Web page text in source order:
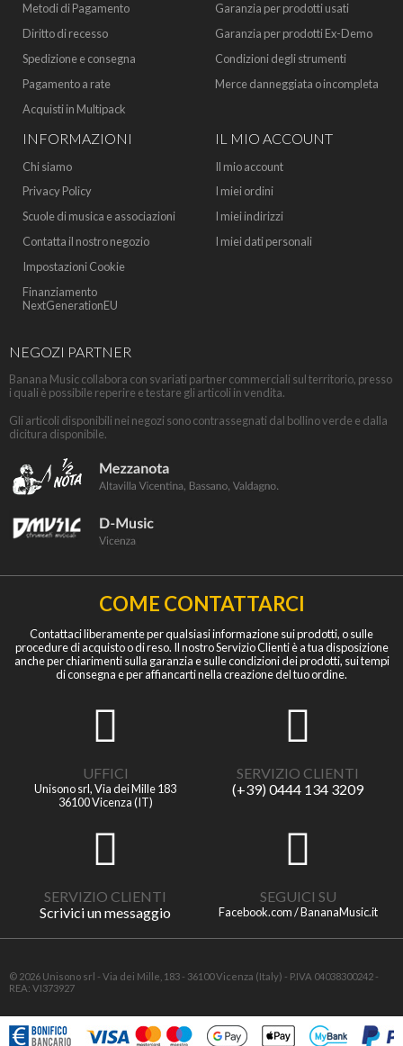
Metodi di Pagamento
Diritto di recesso
Spedizione e consegna
Pagamento a rate
Acquisti in Multipack
Garanzia per prodotti usati
Garanzia per prodotti Ex-Demo
Condizioni degli strumenti
Merce danneggiata o incompleta
INFORMAZIONI
Chi siamo
Privacy Policy
Scuole di musica e associazioni
Contatta il nostro negozio
Impostazioni Cookie
Finanziamento
NextGenerationEU
IL MIO ACCOUNT
Il mio account
I miei ordini
I miei indirizzi
I miei dati personali
NEGOZI PARTNER
Banana Music collabora con svariati partner commerciali sul territorio, presso
i quali è possibile reperire e testare gli articoli in vendita.
Gli articoli disponibili nei negozi sono contrassegnati dal bollino verde e dalla
dicitura disponibile.
COME CONTATTARCI
Contattaci liberamente per qualsiasi informazione sui prodotti, o sulle
procedure di acquisto o di reso. Il nostro Servizio Clienti è a tua disposizione
anche per chiarimenti sulla garanzia e sulle condizioni dei prodotti, sui tempi
di consegna e per affiancarti nella creazione del tuo ordine.
UFFICI
Unisono srl, Via dei Mille 183
36100 Vicenza (IT)
SERVIZIO CLIENTI
(+39) 0444 134 3209
SERVIZIO CLIENTI
Scrivici un messaggio
SEGUICI SU
Facebook.com / BananaMusic.it
© 2026 Unisono srl - Via dei Mille, 183 - 36100 Vicenza (Italy) - P.IVA 04038300242 -
REA: VI373927